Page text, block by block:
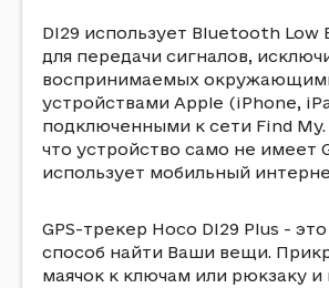
DI29 использует Bluetooth Low
для передачи сигналов,
воспринимаемых
устройствами Apple (iPhone,
подключенными к сети Find My.
что устройство само не имеет
использует мобильный
GPS-трекер Hoco DI29 Plus -
способ найти Ваши вещи.
маячок к ключам или рюкзаку и